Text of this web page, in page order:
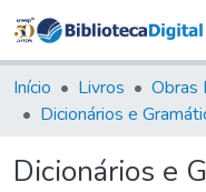
Início Livros
Obras
Dicionários e
Dicionários e